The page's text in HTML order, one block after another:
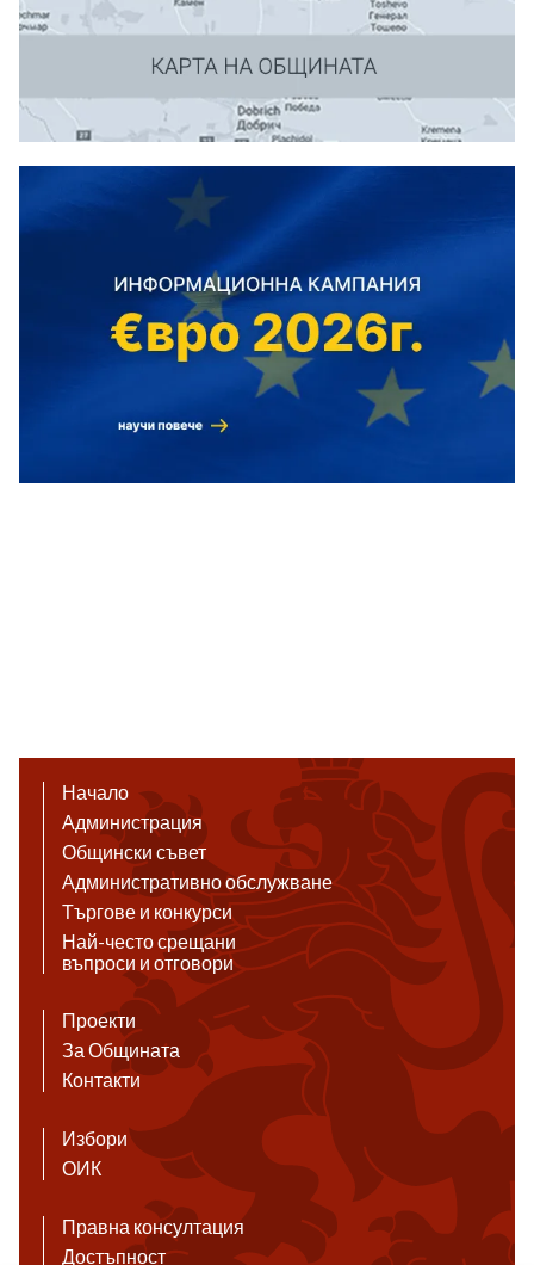
Начало
Администрация
Общински съвет
Административно обслужване
Търгове и конкурси
Най-често срещани
въпроси и отговори
Проекти
За Общината
Контакти
Избори
ОИК
Правна консултация
Достъпност